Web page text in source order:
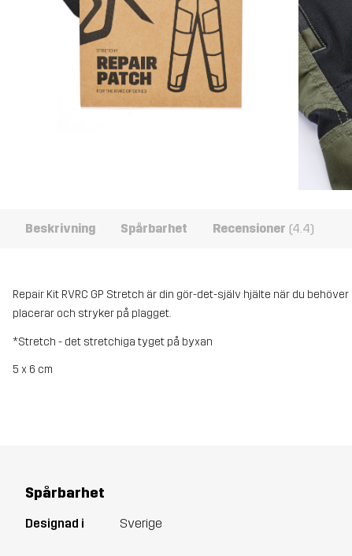
Beskrivning Spårbarhet Recensioner (4.4)
Repair Kit RVRC GP Stretch är din gör-det-själv hjälte när du
placerar och stryker på plagget.
*Stretch - det stretchiga tyget på byxan
5 x 6 cm
Spårbarhet
Designad i Sverige